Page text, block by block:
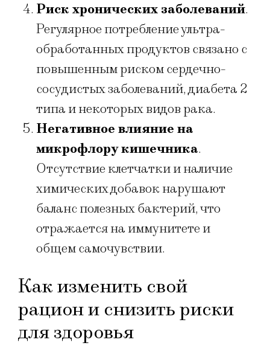
Риск хронических заболеваний.
Регулярное потребление ультра-
обработанных продуктов связано с
повышенным риском сердечно-
сосудистых заболеваний, диабета 2
типа и некоторых видов рака.
Негативное влияние на
микрофлору кишечника.
Отсутствие клетчатки и наличие
химических добавок нарушают
баланс полезных бактерий, что
отражается на иммунитете и
общем самочувствии.
Как изменить свой
рацион и снизить риски
для здоровья